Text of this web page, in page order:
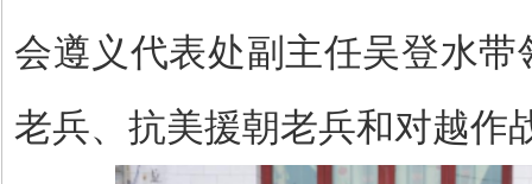
会遵义代表处副主任吴登水
老兵、抗美援朝老兵和对越作